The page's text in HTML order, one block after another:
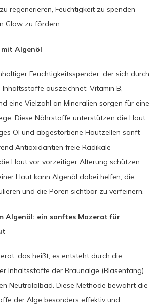
regenerieren, Feuchtigkeit zu spenden
Glow zu fördern.
Algenöl
Feuchtigkeitsspender, der sich durch
auszeichnet: Vitamin B,
eine Vielzahl an Mineralien sorgen für eine
Diese Nährstoffe unterstützen die Haut
Öl und abgestorbene Hautzellen sanft
Antioxidantien freie Radikale
Haut vor vorzeitiger Alterung schützen.
Haut kann Algenöl dabei helfen, die
und die Poren sichtbar zu verfeinern.
Algenöl: ein sanftes Mazerat für
das heißt, es entsteht durch die
Inhaltsstoffe der Braunalge (Blasentang)
Neutralölbad. Diese Methode bewahrt die
der Alge besonders effektiv und